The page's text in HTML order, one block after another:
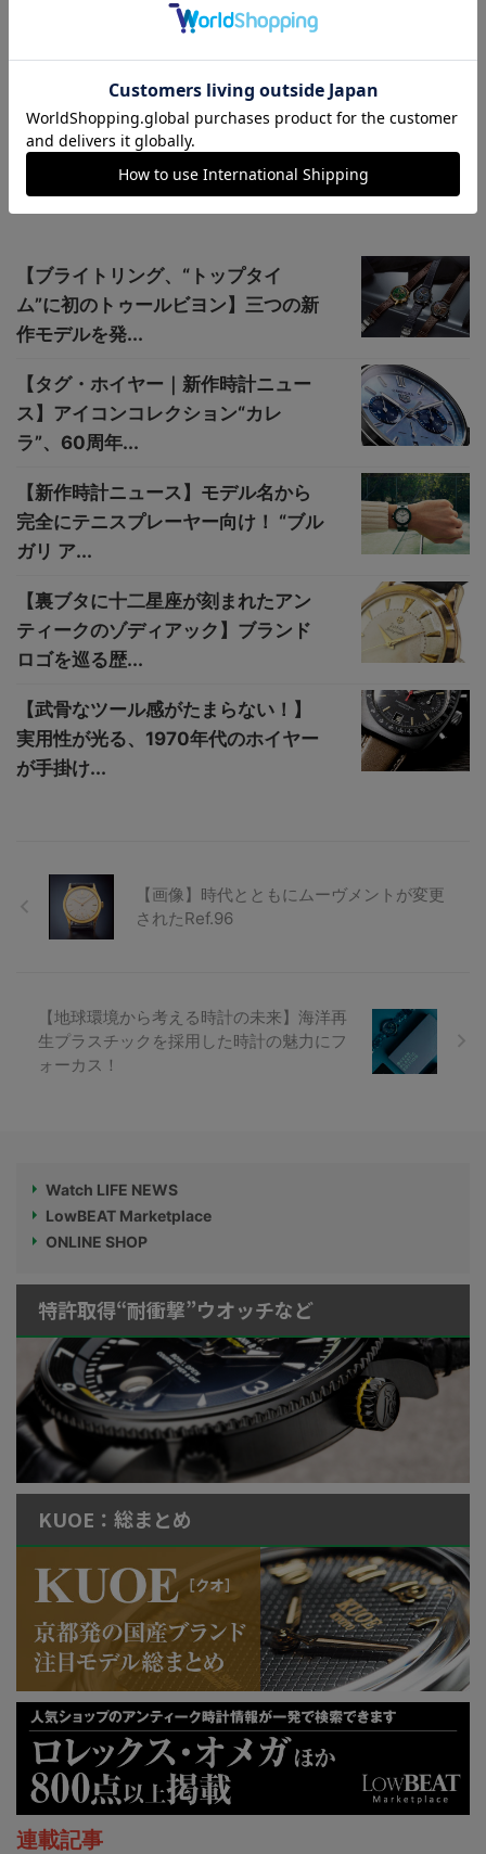
LowBEAT magazine
- 機械式時計
関連記事
【ブライトリング、“トップタイ
ム”に初のトゥールビヨン】三つの新
作モデルを発...
【タグ・ホイヤー｜新作時計ニュー
ス】アイコンコレクション“カレ
ラ”、60周年...
【新作時計ニュース】モデル名から
完全にテニスプレーヤー向け！ “ブル
ガリ ア...
【裏ブタに十二星座が刻まれたアン
ティークのゾディアック】ブランド
ロゴを巡る歴...
【武骨なツール感がたまらない！】
実用性が光る、1970年代のホイヤー
が手掛け...
【画像】時代とともにムーヴメントが変更
されたRef.96
【地球環境から考える時計の未来】海洋再
生プラスチックを採用した時計の魅力にフ
ォーカス！
Watch LIFE NEWS
LowBEAT Marketplace
ONLINE SHOP
特許取得“耐衝撃”ウオッチなど
KUOE：総まとめ
連載記事